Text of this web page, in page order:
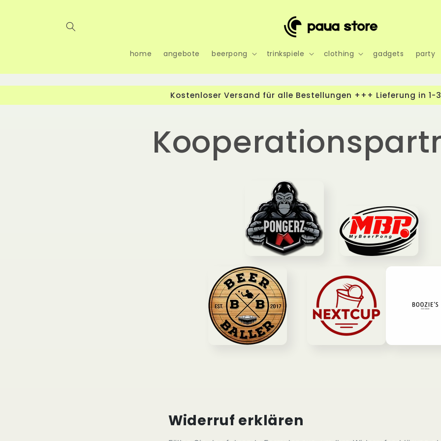
home angebote beerpong trinkspiele clothing gadgets party
Kostenloser Versand für alle Bestellungen +++ Lieferung in 1-
Widerruf erklären